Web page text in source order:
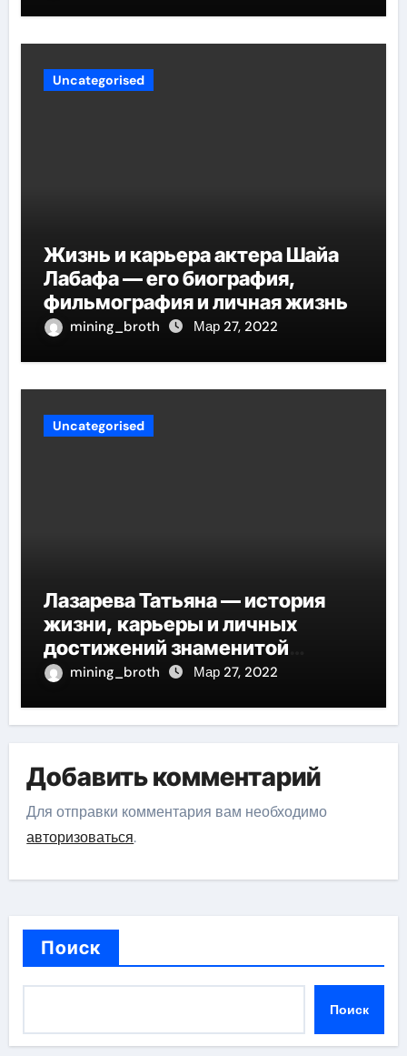
Uncategorised
Жизнь и карьера актера Шайа
Лабафа — его биография,
фильмография и личная жизнь
mining_broth Мар 27, 2022
Uncategorised
Лазарева Татьяна — история
жизни, карьеры и личных
достижений знаменитой
актрисы, восходящей на олимп
mining_broth Мар 27, 2022
Добавить комментарий
Для отправки комментария вам необходимо
авторизоваться.
Поиск
Поиск